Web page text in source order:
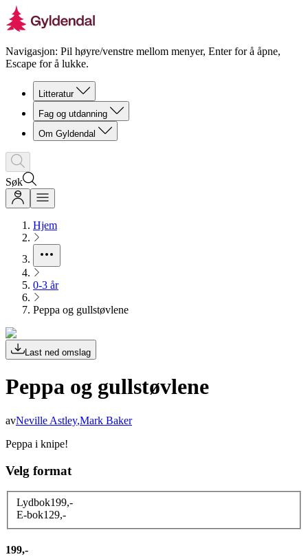
Navigasjon: Pil høyre/venstre mellom menyer, Enter for å åpne,
Escape for å lukke.
Litteratur
Fag og utdanning
Om Gyldendal
Søk
Hjem
0-3 år
Peppa og gullstøvlene
Last ned omslag
Peppa og gullstøvlene
avNeville Astley,Mark Baker
Peppa i knipe!
Velg format
Lydbok199,-
E-bok129,-
199,-